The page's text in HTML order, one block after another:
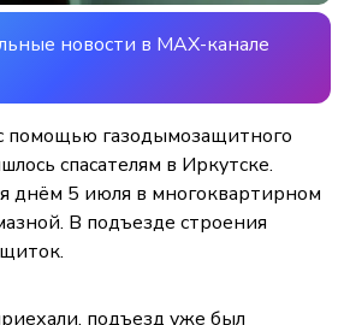
новости в MAX-канале
помощью газодымозащитного
спасателям в Иркутске.
днём 5 июля в многоквартирном
В подъезде строения
подъезд уже был